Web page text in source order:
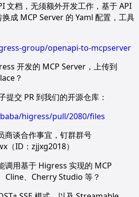
文档，无须额外开发工作，基于 API
成 MCP Server 的 Yaml 配置，工具
group/openapi-to-mcpserver
开发的 MCP Server，上传到
？
提交 PR 到我们的开源仓库：
higress/pull/2080/files
商谈合作事宜，钉群群号
（ID：zjjxg2018）
调用基于 Higress 实现的 MCP
Cline、Cherry Studio 等？